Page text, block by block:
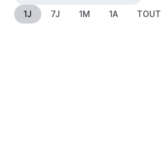
1J 7J 1M 1A TOUT